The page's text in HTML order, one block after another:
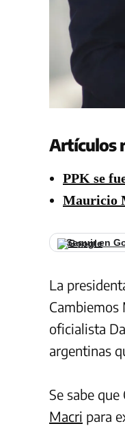
Artículos
PPK se
Mauricio
Seguir en
La
oficialista
argentinas
Se sabe que
Macri para